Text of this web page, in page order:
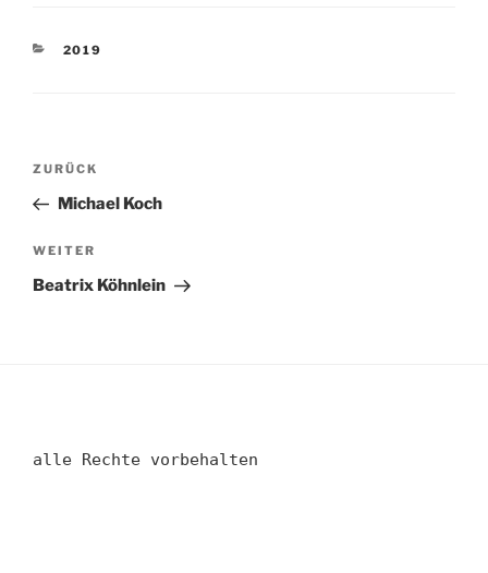
KATEGORIEN
2019
Beitragsnavigation
Vorheriger
Beitrag
ZURÜCK
Michael Koch
Nächster
Beitrag
WEITER
Beatrix Köhnlein
alle Rechte vorbehalten